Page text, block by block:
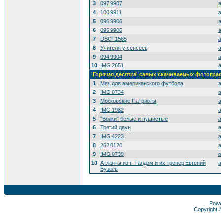
3
097 9907
4
100 9911
5
096 9906
6
095 9905
7
DSCF1565
8
Учителя у сенсеев
9
094 9904
10 IMG 2651
'Горячая десятка' самых скачиваемых
1
Мяч для американского футбола
2
IMG 0734
3
Московские Патриоты
4
IMG 1982
5
"Волки" белые и пушистые
6
Третий даун
7
IMG 4223
8
262 0120
9
IMG 0739
10 Атланты из г. Талдом и их тренер Евгений
Бузаев
Copyright